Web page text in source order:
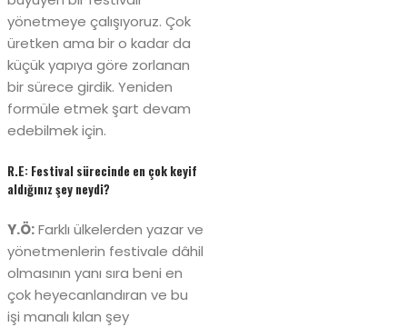
yönetmeye çalışıyoruz. Çok
üretken ama bir o kadar da
küçük yapıya göre zorlanan
bir sürece girdik. Yeniden
formüle etmek şart devam
edebilmek için.
R.E: Festival sürecinde en çok keyif
aldığınız şey neydi?
Y.Ö:Farklı ülkelerden yazar ve
yönetmenlerin festivale dâhil
olmasının yanı sıra beni en
çok heyecanlandıran ve bu
işi manalı kılan şey